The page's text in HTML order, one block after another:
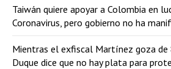
Taiwán quiere apoyar a Colombia en
Coronavirus, pero gobierno no ha
Mientras el exfiscal Martínez goza de
Duque dice que no hay plata para